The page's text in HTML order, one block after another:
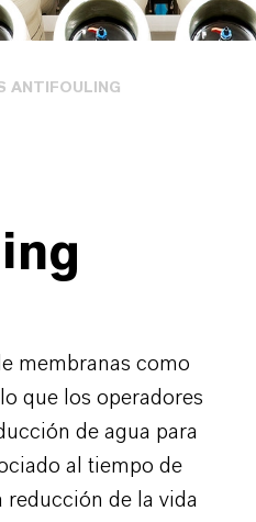
ANTIFOULING
membranas como
que los operadores
de agua para
al tiempo de
reducción de la vida